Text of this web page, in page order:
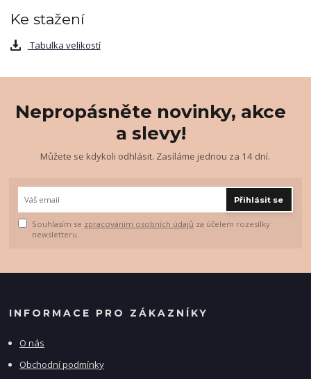
Ke stažení
Tabulka velikostí
Nepropásněte novinky, akce
a slevy!
Můžete se kdykoli odhlásit. Zasíláme jednou za 14 dní.
Přihlásit se
Souhlasím se zpracováním osobních údajů za účelem rozesílky
newsletteru.
INFORMACE PRO ZÁKAZNÍKY
O nás
Obchodní podmínky